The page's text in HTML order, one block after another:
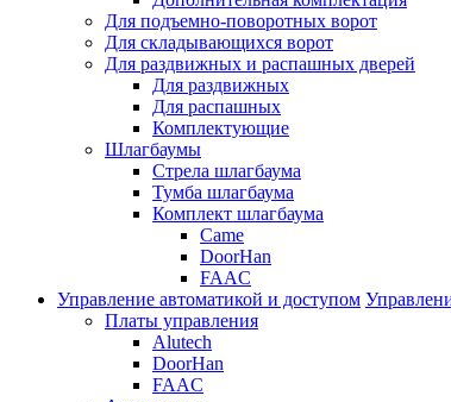
Для подъемно-поворотных ворот
Для складывающихся ворот
Для раздвижных и распашных дверей
Для раздвижных
Для распашных
Комплектующие
Шлагбаумы
Стрела шлагбаума
Тумба шлагбаума
Комплект шлагбаума
Came
DoorHan
FAAC
Управление автоматикой и доступом
Платы управления
Alutech
DoorHan
FAAC